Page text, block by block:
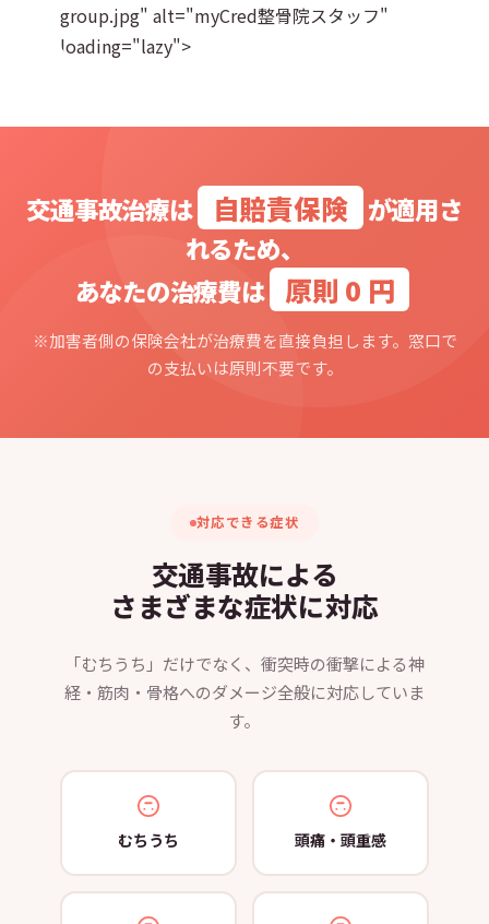
group.jpg" alt="myCred整骨院スタッフ"
loading="lazy">
交通事故治療は 自賠責保険
が適用さ
れるため、
あなたの治療費は
原則 0 円
※加害者側の保険会社が治療費を直接負担します。窓口で
の支払いは原則不要です。
対応できる症状
交通事故による
さまざまな症状に対応
「むちうち」だけでなく、衝突時の衝撃による神
経・筋肉・骨格へのダメージ全般に対応していま
す。
むちうち 頭痛・頭重感